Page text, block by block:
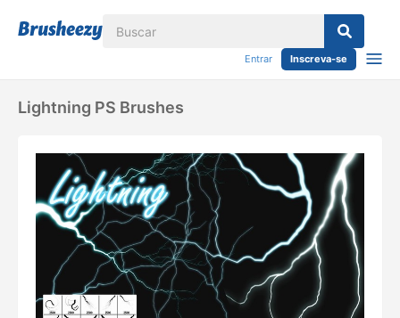
Entrar Inscreva-se
Lightning PS Brushes